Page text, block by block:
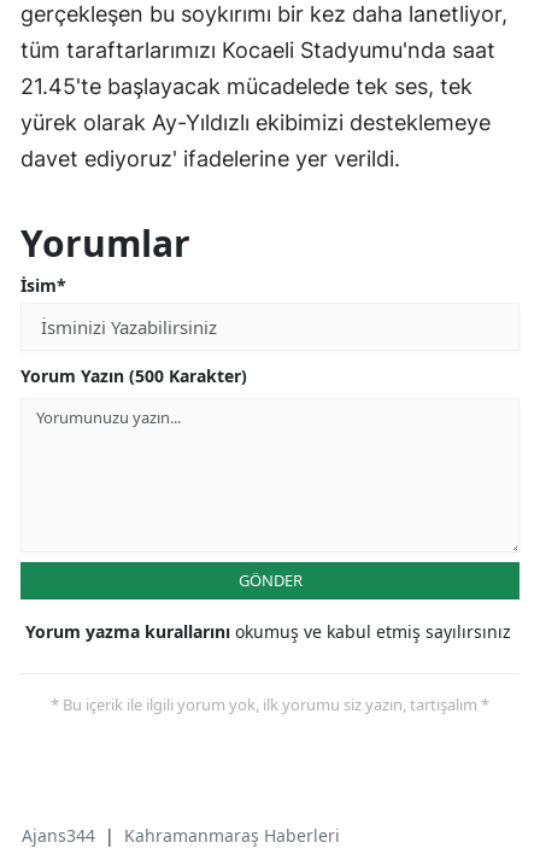
gerçekleşen bu soykırımı bir kez daha lanetliyor,
tüm taraftarlarımızı Kocaeli Stadyumu'nda saat
21.45'te başlayacak mücadelede tek ses, tek
yürek olarak Ay-Yıldızlı ekibimizi desteklemeye
davet ediyoruz' ifadelerine yer verildi.
Yorumlar
İsim*
Yorum Yazın (500 Karakter)
GÖNDER
Yorum yazma kurallarını okumuş ve kabul etmiş sayılırsınız
* Bu içerik ile ilgili yorum yok, ilk yorumu siz yazın, tartışalım *
Ajans344 | Kahramanmaraş Haberleri